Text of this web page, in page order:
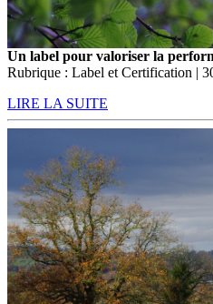
Un label pour valoriser la
Rubrique : Label et Certification |
LIRE LA SUITE